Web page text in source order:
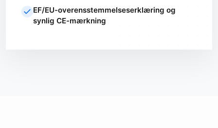
EF/EU-overensstemmelseserklæring og
synlig CE-mærkning